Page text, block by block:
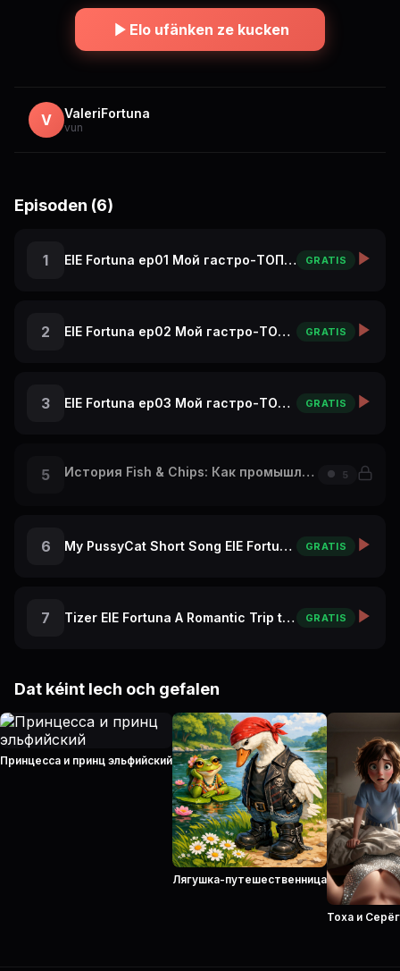
местам мира. Это не просто красивые виды. Это истории,
эмоции и правда о путешествиях: — где безопасно, а где
нет — сколько это стоит на самом деле — какую еду
истории в формате Shorts. Погрузись в атмосферу и
Elo ufänken ze kucken
V ValeriFortuna
vun
Episoden (6)
1 ElE Fortuna ep01 Мой гастро-ТОП в Париже: с чего начать GRATIS
2 ElE Fortuna ep02 Мой гастро-ТОП в Париже: А Ты бы это съел? GRATIS
3 ElE Fortuna ep03 Мой гастро-ТОП в Париже: крутой ресторан на Эльфелевой Башне GRATIS
5 История Fish & Chips: Как промышленная революция накормила Британию! 🐟 5
6 My PussyCat Short Song ElE Fortuna Travel Vlog Re GRATIS
7 Tizer ElE Fortuna A Romantic Trip to Paris GRATIS
Dat kéint Iech och gefalen
Принцесса и принц эльфийский
Лягушка-путешественница
Тоха и